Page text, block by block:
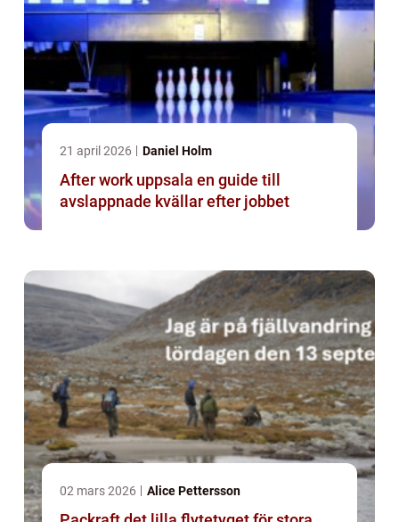
21 april 2026 Daniel Holm
After work uppsala en guide till
avslappnade kvällar efter jobbet
02 mars 2026 Alice Pettersson